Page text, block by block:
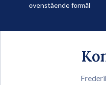
ovenstående formål